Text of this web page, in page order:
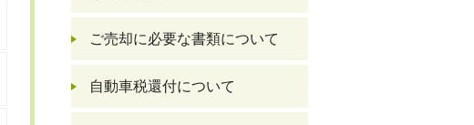
ご売却に必要な書類について
自動車税還付について